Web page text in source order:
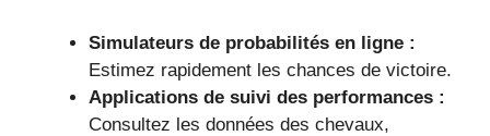
Simulateurs de probabilités en ligne :
Estimez rapidement les chances de victoire.
Applications de suivi des performances :
Consultez les données des chevaux,